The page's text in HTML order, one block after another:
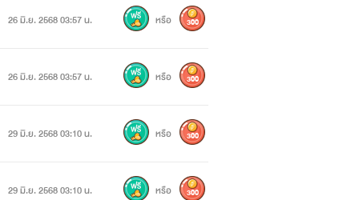
26 มิ.ย. 2568 03:57 น. หรือ 300
26 มิ.ย. 2568 03:57 น. หรือ 300
29 มิ.ย. 2568 03:10 น. หรือ 300
29 มิ.ย. 2568 03:10 น. หรือ 300